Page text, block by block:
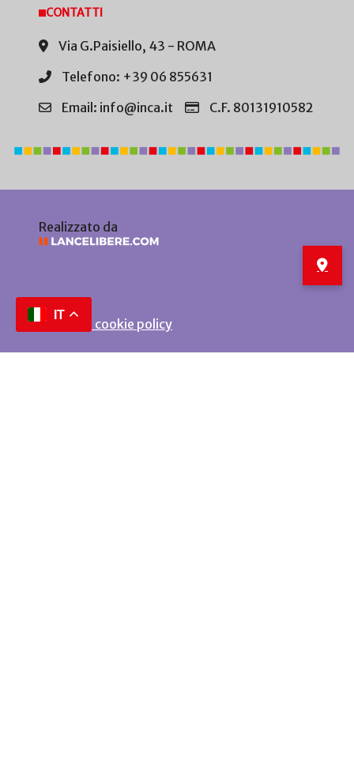
CONTATTI
Via G.Paisiello, 43 - ROMA
Telefono: +39 06 855631
Email: info@inca.it
C.F. 80131910582
Realizzato da
Privacy e cookie policy
IT